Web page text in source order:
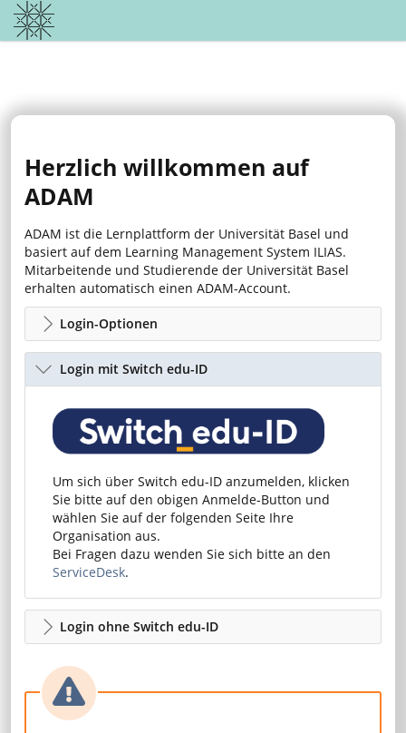
Herzlich willkommen auf
ADAM
ADAM ist die Lernplattform der Universität Basel und
basiert auf dem Learning Management System ILIAS.
Mitarbeitende und Studierende der Universität Basel
erhalten automatisch einen ADAM-Account.
Login-Optionen
Login mit Switch edu-ID
Um sich über Switch edu-ID anzumelden, klicken
Sie bitte auf den obigen Anmelde-Button und
wählen Sie auf der folgenden Seite Ihre
Organisation aus.
Bei Fragen dazu wenden Sie sich bitte an den
ServiceDesk.
Login ohne Switch edu-ID